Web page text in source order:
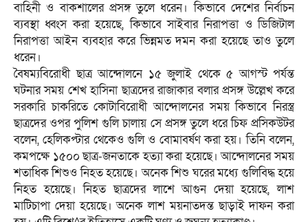
বাহিনী ও বাকশালের প্রসঙ্গ তুলে ধরেন। কিভাবে দেশের নির্বাচন
ব্যবস্থা ধ্বংস করা হয়েছে, কিভাবে সাইবার নিরাপত্তা ও ডিজিটাল
নিরাপত্তা আইন ব্যবহার করে ভিন্নমত দমন করা হয়েছে তাও তুলে
ধরেন।
বৈষম্যবিরোধী ছাত্র আন্দোলনে ১৫ জুলাই থেকে ৫ আগস্ট পর্যন্ত
ঘটনার সময় শেখ হাসিনা ছাত্রদের রাজাকার বলার প্রসঙ্গ উল্লেখ করে
সরকারি চাকরিতে কোটাবিরোধী আন্দোলনের সময় কিভাবে নিরস্ত্র
ছাত্রদের ওপর পুলিশ গুলি চালায় সে প্রসঙ্গ তুলে ধরে চিফ প্রসিকউটর
বলেন, হেলিকপ্টার থেকেও গুলি ও বোমাবর্ষণ করা হয়। তিনি বলেন,
কমপক্ষে ১৫০০ ছাত্র-জনতাকে হত্যা করা হয়েছে। আন্দোলনের সময়
শতাধিক শিশুও নিহত হয়েছে। অনেক শিশু ঘরের মধ্যে গুলিবিদ্ধ হয়ে
নিহত হয়েছে। নিহত ছাত্রদের লাশে আগুন দেয়া হয়েছে, লাশ
মাটিচাপা দেয়া হয়েছে। অনেক লাশ ময়নাতদন্ত ছাড়াই দাফন করা